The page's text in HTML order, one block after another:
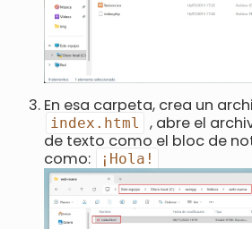
En esa carpeta, crea un
index.html
, abre el
de texto como el bloc de
como:
¡Hola!